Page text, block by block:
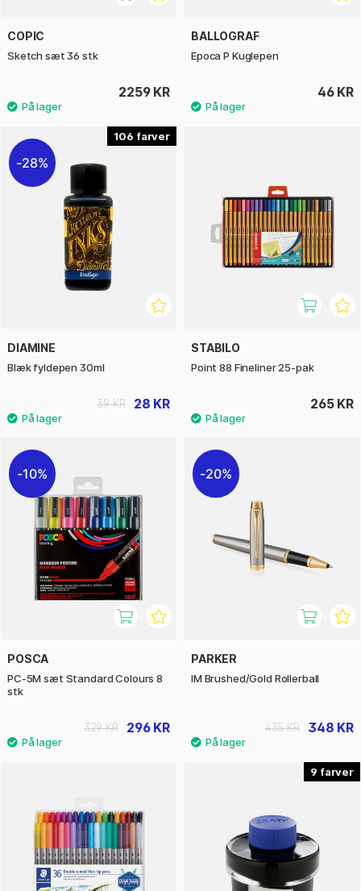
COPIC
Sketch sæt 36 stk
2259 KR
BALLOGRAF
Epoca P Kuglepen
46 KR
106
28%
DIAMINE
Blæk fyldepen 30ml
28 KR
39 KR
STABILO
Point 88 Fineliner 25-pak
265 KR
10%
POSCA
PC-5M sæt Standard Colours 8
stk
296 KR
329 KR
20%
PARKER
IM Brushed/Gold Rollerball
348 KR
435 KR
9